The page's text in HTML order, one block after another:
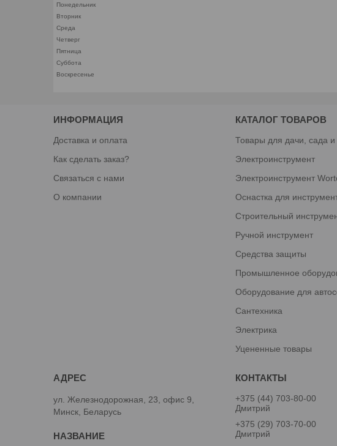
Понедельник
Вторник
Среда
Четверг
Пятница
Суббота
Воскресенье
ИНФОРМАЦИЯ
Доставка и оплата
Как сделать заказ?
Связаться с нами
О компании
КАТАЛОГ ТОВАРОВ
Товары для дачи, сада и
Электроинструмент
Электроинструмент
Оснастка для
Строительный
Ручной инструмент
Средства защиты
Промышленное
Оборудование для
Сантехника
Электрика
Уцененные товары
ул. Железнодорожная, 23, офис 9,
Минск, Беларусь
+375 (44) 703-80-00
Дмитрий
+375 (29) 703-70-00
Дмитрий